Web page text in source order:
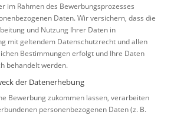
im Rahmen des Bewerbungsprozesses
Daten. Wir versichern, dass die
und Nutzung Ihrer Daten in
mit geltendem Datenschutzrecht und allen
Bestimmungen erfolgt und Ihre Daten
behandelt werden.
der Datenerhebung
Bewerbung zukommen lassen, verarbeiten
personenbezogenen Daten (z. B.